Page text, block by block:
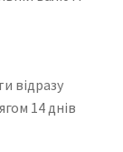
відразу
14 днів